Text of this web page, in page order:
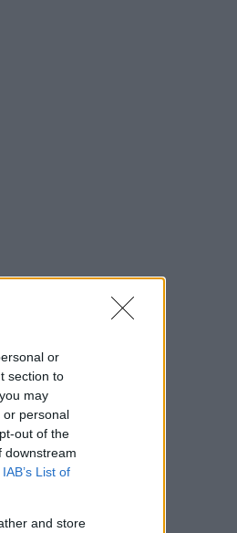
or
section to
may
or personal
out of the
downstream
IAB’s List of
and store